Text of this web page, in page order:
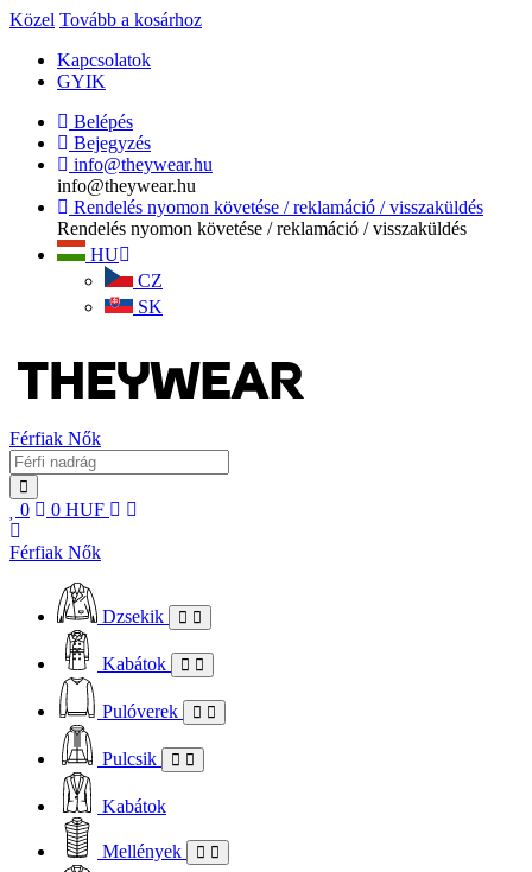
Közel Tovább a kosárhoz
Kapcsolatok
GYIK
Belépés
Bejegyzés
info@theywear.hu
info@theywear.hu
Rendelés nyomon követése / reklamáció / visszaküldés
Rendelés nyomon követése / reklamáció / visszaküldés
HU
CZ
SK
Férfiak Nők
0 0 HUF
Férfiak Nők
Dzsekik
Kabátok
Pulóverek
Pulcsik
Kabátok
Mellények